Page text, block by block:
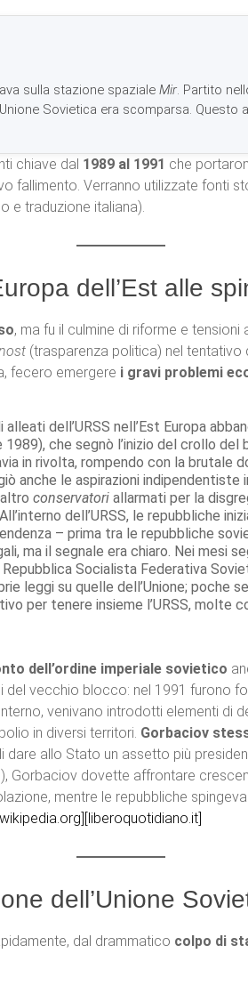
sulla stazione spaziale Mir. Partito
Sovietica era scomparsa.
chiave dal 1989 al 1991 che
fallimento. Verranno utilizzate fonti
e traduzione italiana).
dell’Est alle
, ma fu il culmine di riforme e
(trasparenza politica) nel tentativo
fecero emergere i gravi problemi
alleati dell’URSS nell’Est Europa
1989), che segnò l’inizio del crollo
in rivolta, rompendo con la brutale
anche le aspirazioni indipendentiste
conservatori allarmati per la
All’interno dell’URSS, le repubbliche
– prima tra le repubbliche
ma il segnale era chiaro. Nei mesi
Repubblica Socialista Federativa
leggi su quelle dell’Unione; poche
per tenere insieme l’URSS, molte
dell’ordine imperiale sovietico
del vecchio blocco: nel 1991 furono
venivano introdotti elementi di
in diversi territori. Gorbaciov
dare allo Stato un assetto più
Gorbaciov dovette affrontare
mentre le repubbliche
[liberoquotidiano.it]
dell’Unione
dal drammatico colpo di